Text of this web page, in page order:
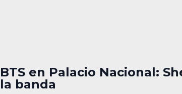
BTS en Palacio Nacional:
la banda